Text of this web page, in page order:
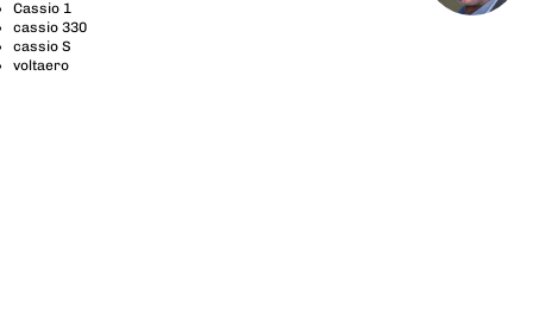
Cassio 1
cassio 330
cassio S
voltaero